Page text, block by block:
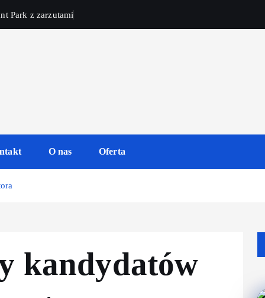
Park z zarzutami
O nas Oferta
kandydatów